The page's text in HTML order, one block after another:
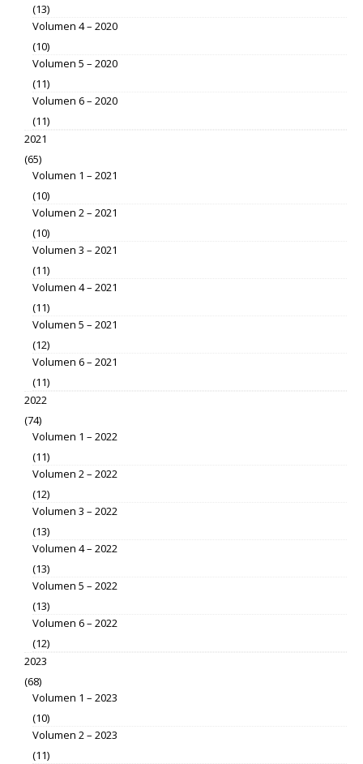
(13)
Volumen 4 – 2020
(10)
Volumen 5 – 2020
(11)
Volumen 6 – 2020
(11)
2021
(65)
Volumen 1 – 2021
(10)
Volumen 2 – 2021
(10)
Volumen 3 – 2021
(11)
Volumen 4 – 2021
(11)
Volumen 5 – 2021
(12)
Volumen 6 – 2021
(11)
2022
(74)
Volumen 1 – 2022
(11)
Volumen 2 – 2022
(12)
Volumen 3 – 2022
(13)
Volumen 4 – 2022
(13)
Volumen 5 – 2022
(13)
Volumen 6 – 2022
(12)
2023
(68)
Volumen 1 – 2023
(10)
Volumen 2 – 2023
(11)